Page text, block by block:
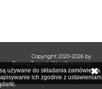
używane do składania zamówienia.
ich zgodnie z
Copyright 2020-2026 by
RacingTires.pl. Wszelkie prawa
zastrzeżone